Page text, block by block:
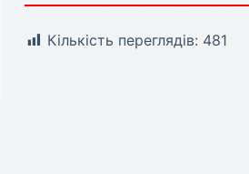
Кількість переглядів: 481